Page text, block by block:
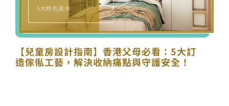
【兒童房設計指南】香港父母必看：5大訂
造傢俬工藝，解決收納痛點與守護安全！